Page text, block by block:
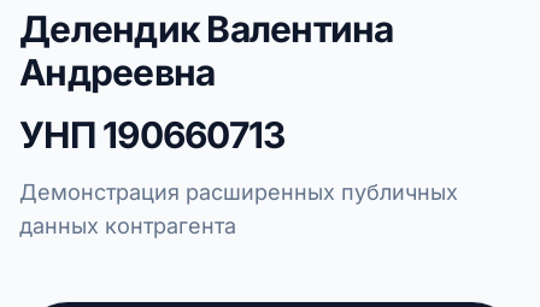
Делендик Валентина
Андреевна
УНП190660713
Демонстрация расширенных публичных
данных контрагента